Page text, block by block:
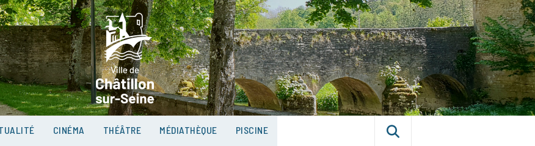
VILLE DE CHÂTILLON-
SUR-SEINE
CINÉMA THÉÂTRE MÉDIATHÈQUE PISCINE